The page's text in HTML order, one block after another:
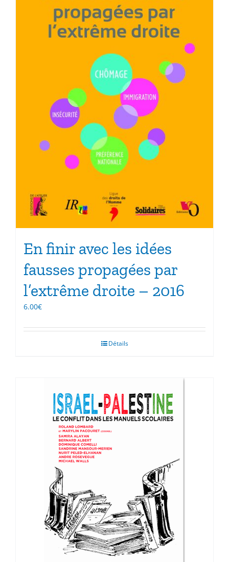
En finir avec les idées
fausses propagées par
l’extrême droite – 2016
6.00€
Détails